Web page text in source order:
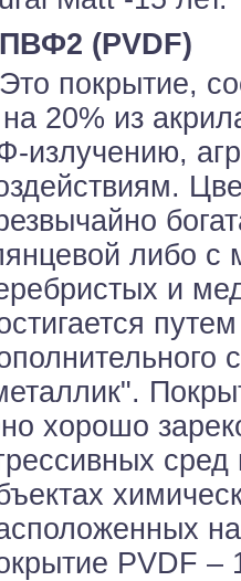
ПВФ2 (PVDF)
Это покрытие,
20% из
излучению,
либо с
и
хорошо
сред
PVDF –